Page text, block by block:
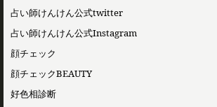
占い師けんけん公式twitter
占い師けんけん公式Instagram
顔チェック
顔チェックBEAUTY
好色相診断